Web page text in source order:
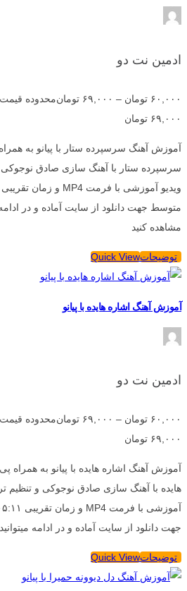
ادمین نت دو
۶۰,۰۰۰ تومان – ۶۹,۰۰۰ تومان
۶۹,۰۰۰ تومان
آموزش آهنگ سرسپرده ستار با پیانو به
سرسپرده ستار با آهنگ سازی صادق نوجوکی
متوسط جهت دانلود از سایت آماده و در
مشاهده کنید
توضیحاتQuick View
آموزش آهنگ اشاره هایده با پیانو
ادمین نت دو
۶۰,۰۰۰ تومان – ۶۹,۰۰۰ تومان
۶۹,۰۰۰ تومان
آموزش آهنگ اشاره هایده با پیانو به همراه
هایده با آهنگ سازی صادق نوجوکی و تنظیم
جهت دانلود از سایت آماده و در ادامه
توضیحاتQuick View